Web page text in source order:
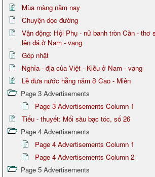
Mùa màng năm nay
Chuyện dọc đường
Vận động: Hội Phụ - nữ banh tròn Cần - thơ
lên đá ở Nam - vang
Góp nhặt
Nghĩa - địa của Việt - Kiều ở Nam - vang
Lễ đưa nước hằng năm ở Cao - Miên
Page 3 Advertisements
Page 3 Advertisements Column 1
Tiểu - thuyết: Mối sầu bạc tóc, số 26
Page 4 Advertisements
Page 4 Advertisements Column 1
Page 4 Advertisements Column 2
Page 5 Advertisements